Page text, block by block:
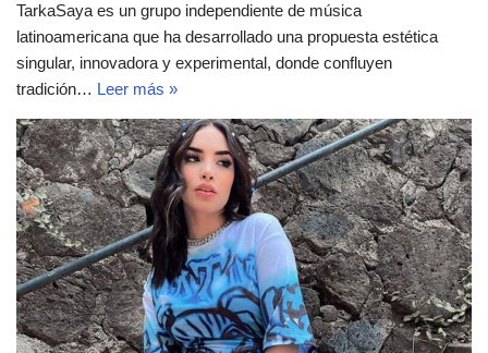
TarkaSaya es un grupo independiente de música
latinoamericana que ha desarrollado una propuesta estética
singular, innovadora y experimental, donde confluyen
tradición… Leer más »